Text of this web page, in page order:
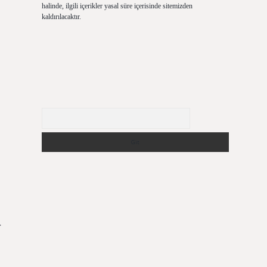
halinde, ilgili içerikler yasal süre içerisinde sitemizden
kaldırılacaktır.